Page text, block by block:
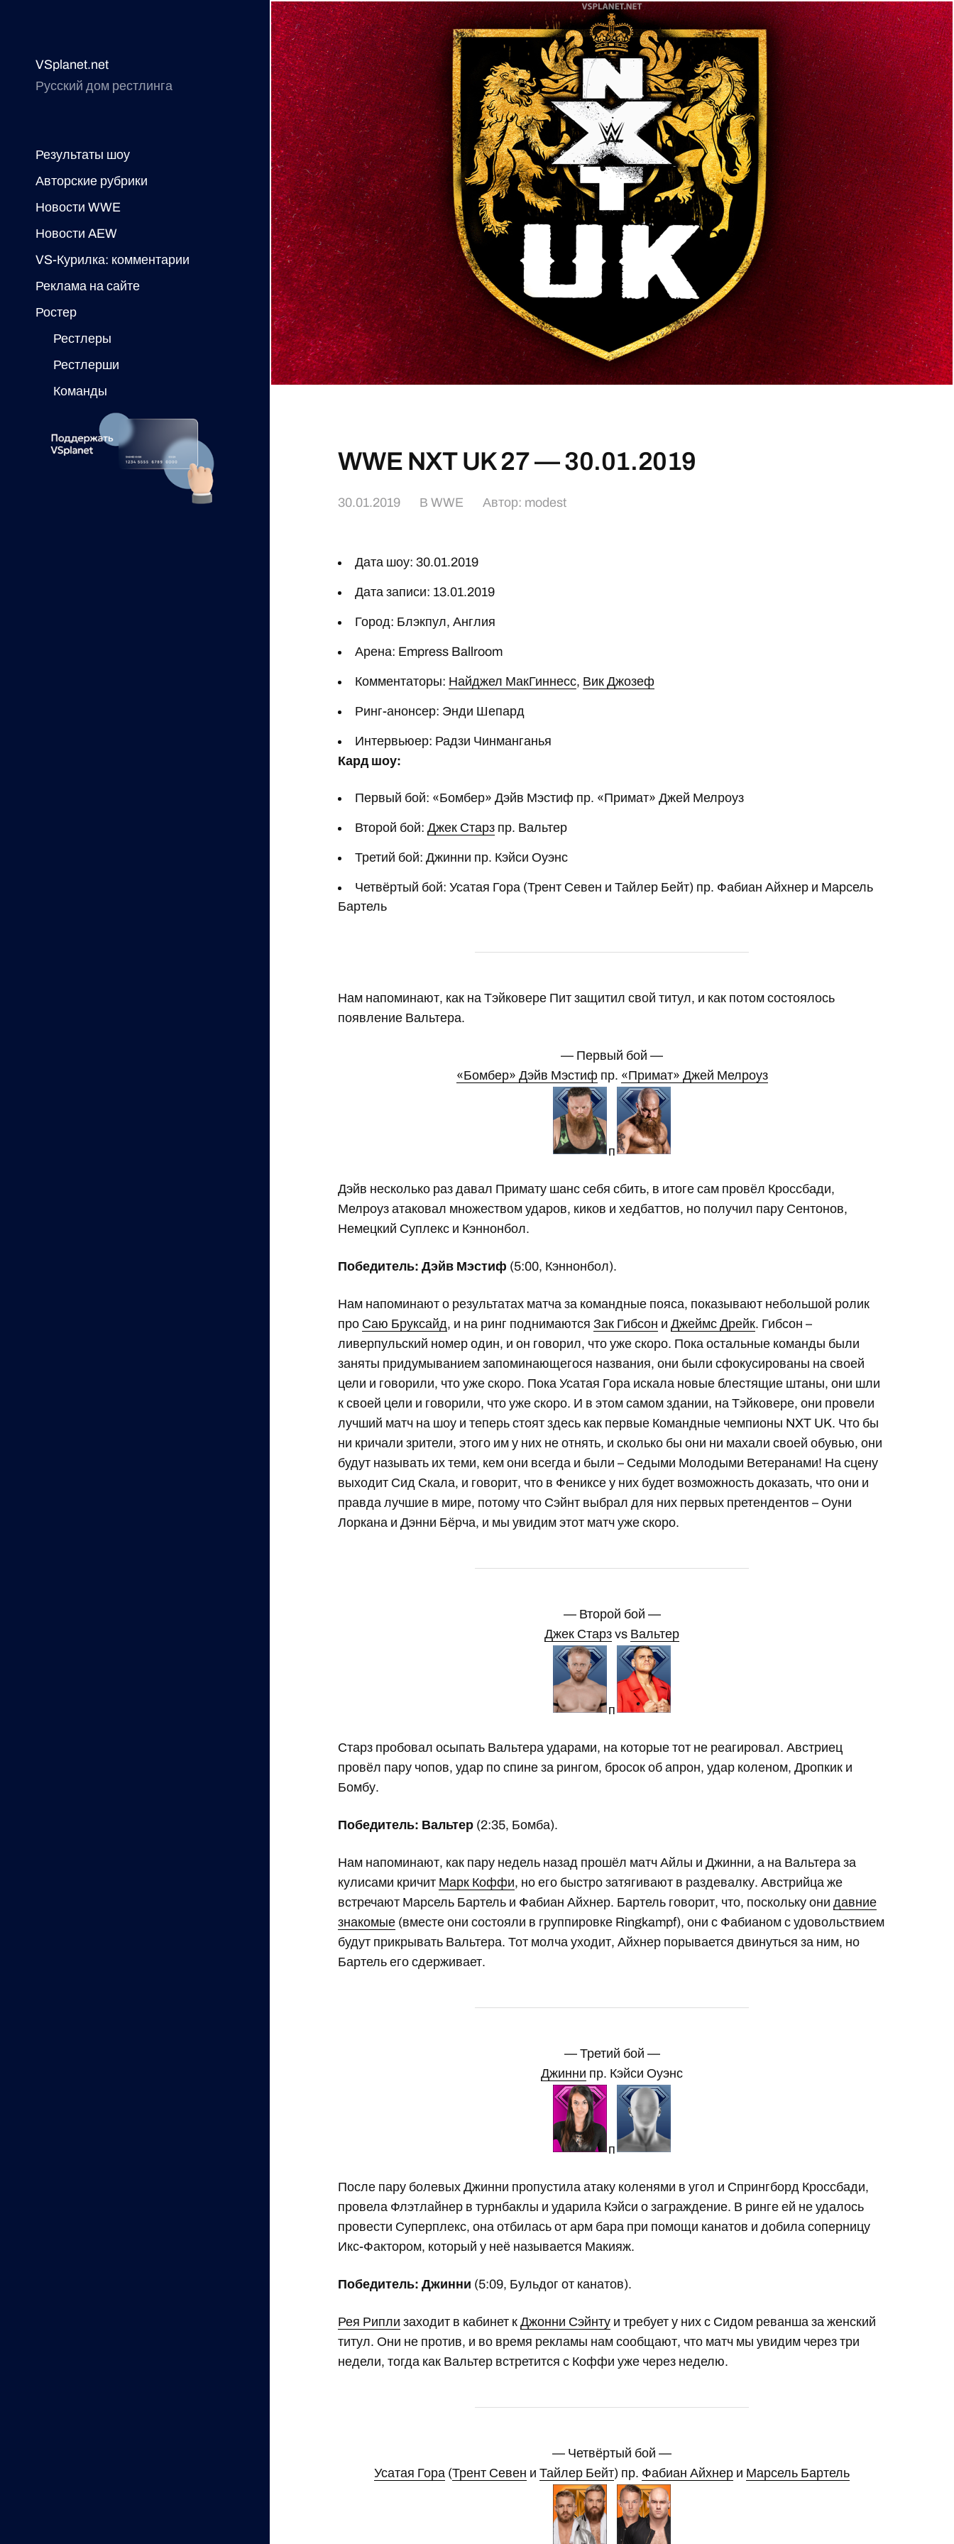
VSplanet.net
Русский дом рестлинга
Результаты шоу
Авторские рубрики
Новости WWE
Новости AEW
VS-Курилка: комментарии
Реклама на сайте
Ростер
Рестлеры
Рестлерши
Команды
WWE NXT UK 27 — 30.01.2019
30.01.2019 ВWWE Автор: modest
Дата шоу: 30.01.2019
Дата записи: 13.01.2019
Город: Блэкпул, Англия
Арена: Empress Ballroom
Комментаторы: Найджел МакГиннесс, Вик Джозеф
Ринг-анонсер: Энди Шепард
Интервьюер: Радзи Чинманганья
Кард шоу:
Первый бой: «Бомбер» Дэйв Мэстиф пр. «Примат» Джей Мелроуз
Второй бой:Джек Старз пр. Вальтер
Третий бой: Джинни пр. Кэйси Оуэнс
Четвёртый бой: Усатая Гора (Трент Севен и Тайлер Бейт) пр. Фабиан Айхнер и Марсель
Бартель
Нам напоминают, как на Тэйковере Пит защитил свой титул, и как потом состоялось
появление Вальтера.
— Первый бой —
«Бомбер» Дэйв Мэстиф пр. «Примат» Джей Мелроуз
п
Дэйв несколько раз давал Примату шанс себя сбить, в итоге сам провёл Кроссбади,
Мелроуз атаковал множеством ударов, киков и хедбаттов, но получил пару Сентонов,
Немецкий Суплекс и Кэннонбол.
Победитель: Дэйв Мэстиф (5:00, Кэннонбол).
Нам напоминают о результатах матча за командные пояса, показывают небольшой ролик
про Саю Бруксайд, и на ринг поднимаютсяЗак Гибсон иДжеймс Дрейк. Гибсон –
ливерпульский номер один, и он говорил, что уже скоро. Пока остальные команды были
заняты придумыванием запоминающегося названия, они были сфокусированы на своей
цели и говорили, что уже скоро. Пока Усатая Гора искала новые блестящие штаны, они шли
к своей цели и говорили, что уже скоро. И в этом самом здании, на Тэйковере, они провели
лучший матч на шоу и теперь стоят здесь как первые Командные чемпионы NXT UK. Что бы
ни кричали зрители, этого им у них не отнять, и сколько бы они ни махали своей обувью, они
будут называть их теми, кем они всегда и были – Седыми Молодыми Ветеранами! На сцену
выходит Сид Скала, и говорит, что в Фениксе у них будет возможность доказать, что они и
правда лучшие в мире, потому что Сэйнт выбрал для них первых претендентов – Оуни
Лоркана и Дэнни Бёрча, и мы увидим этот матч уже скоро.
— Второй бой —
Джек Старз vs Вальтер
п
Старз пробовал осыпать Вальтера ударами, на которые тот не реагировал. Австриец
провёл пару чопов, удар по спине за рингом, бросок об апрон, удар коленом, Дропкик и
Бомбу.
Победитель: Вальтер (2:35, Бомба).
Нам напоминают, как пару недель назад прошёл матч Айлы и Джинни, а на Вальтера за
кулисами кричит Марк Коффи, но его быстро затягивают в раздевалку. Австрийца же
встречают Марсель Бартель и Фабиан Айхнер. Бартель говорит, что, поскольку онидавние
знакомые (вместе они состояли в группировке Ringkampf), они с Фабианом с удовольствием
будут прикрывать Вальтера. Тот молча уходит, Айхнер порывается двинуться за ним, но
Бартель его сдерживает.
— Третий бой —
Джинни пр. Кэйси Оуэнс
п
После пару болевых Джинни пропустила атаку коленями в угол и Спрингборд Кроссбади,
провела Флэтлайнер в турнбаклы и ударила Кэйси о заграждение. В ринге ей не удалось
провести Суперплекс, она отбилась от арм бара при помощи канатов и добила соперницу
Икс-Фактором, который у неё называется Макияж.
Победитель: Джинни (5:09, Бульдог от канатов).
Рея Рипли заходит в кабинет кДжонни Сэйнту и требует у них с Сидом реванша за женский
титул. Они не против, и во время рекламы нам сообщают, что матч мы увидим через три
недели, тогда как Вальтер встретится с Коффи уже через неделю.
— Четвёртый бой —
Усатая Гора (Трент Севен и Тайлер Бейт) пр. Фабиан Айхнер и Марсель Бартель